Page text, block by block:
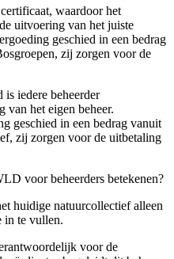
waardoor het
uitvoering van het juiste
geschied in een bedrag
zij zorgen voor de
iedere beheerder
het eigen beheer.
geschied in een bedrag vanuit
zij zorgen voor de uitbetaling
voor beheerders betekenen?
huidige natuurcollectief alleen
in te vullen.
voor de